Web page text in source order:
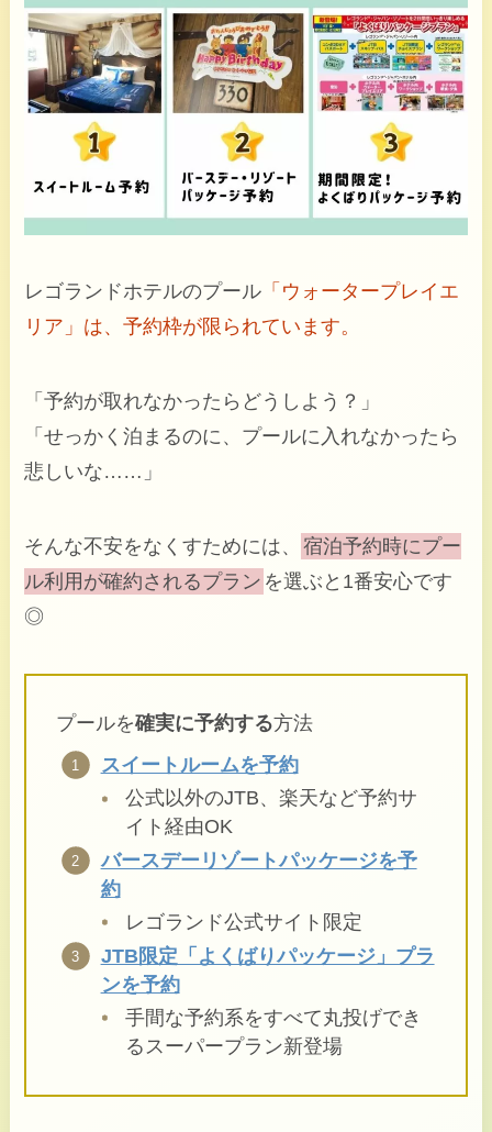
レゴランドホテルのプール 「ウォータープレイエ
リア」は、予約枠が限られています。
「予約が取れなかったらどうしよう？」
「せっかく泊まるのに、プールに入れなかったら
悲しいな……」
そんな不安をなくすためには、 宿泊予約時にプー
ル利用が確約されるプラン を選ぶと1番安心です
◎
プールを確実に予約する方法
スイートルームを予約
公式以外のJTB、楽天など予約サ
イト経由OK
バースデーリゾートパッケージを予
約
レゴランド公式サイト限定
JTB限定「よくばりパッケージ」プラ
ンを予約
手間な予約系をすべて丸投げでき
るスーパープラン新登場